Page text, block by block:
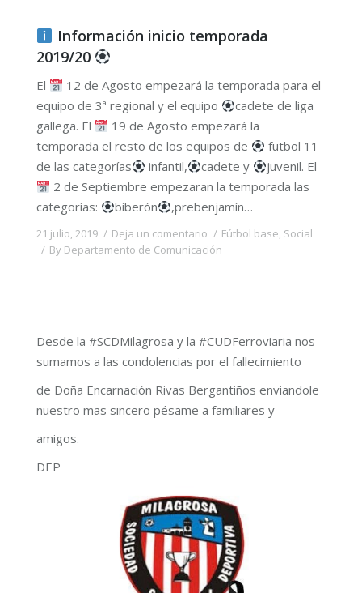
Información inicio temporada
2019/20
El
12 de Agosto empezará la temporada para el
equipo de 3ª regional y el equipo
cadete de liga
gallega. El
19 de Agosto empezará la
temporada el resto de los equipos de
futbol 11
de las categorías
infantil, cadete y
juvenil. El
2 de Septiembre empezaran la temporada las
categorías:
biberón ,prebenjamín…
21 julio, 2019 Deja un comentario Fútbol base, Social
By Departamento de Comunicación
Desde la #SCDMilagrosa y la #CUDFerroviaria nos
sumamos a las condolencias por el fallecimiento
de Doña Encarnación Rivas Bergantiños enviandole
nuestro mas sincero pésame a familiares y
amigos.
DEP